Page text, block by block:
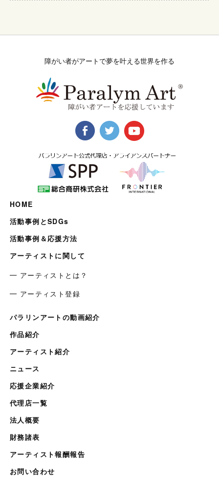
障がい者がアートで夢を叶える世界を作る
HOME
活動事例とSDGs
活動事例＆応援方法
アーティストに関して
━ アーティストとは？
━ アーティスト登録
パラリンアートの動画紹介
作品紹介
アーティスト紹介
ニュース
応援企業紹介
代理店一覧
法人概要
財務諸表
アーティスト報酬報告
お問い合わせ